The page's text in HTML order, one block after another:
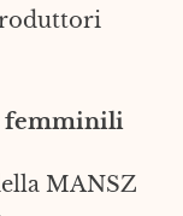
femminili
MANSZ